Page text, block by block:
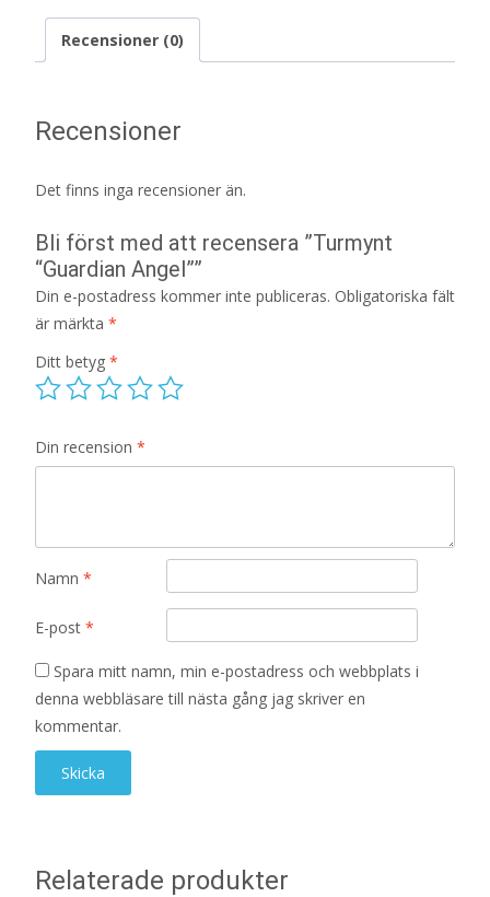
Recensioner (0)
Recensioner
Det finns inga recensioner än.
Bli först med att recensera ”Turmynt
“Guardian Angel””
Din e-postadress kommer inte publiceras. Obligatoriska fält
är märkta *
Ditt betyg *
Din recension *
Namn *
E-post *
Spara mitt namn, min e-postadress och webbplats i
denna webbläsare till nästa gång jag skriver en
kommentar.
Relaterade produkter